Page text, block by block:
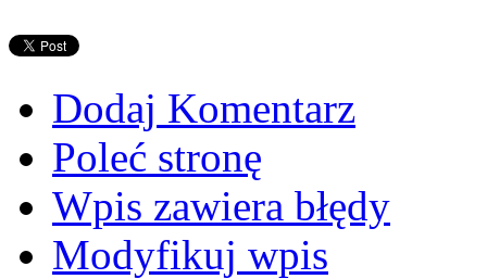
Dodaj Komentarz
Poleć stronę
Wpis zawiera błędy
Modyfikuj wpis